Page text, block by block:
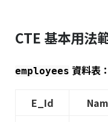
CTE 基本用法
employees 資料表：
E_Id